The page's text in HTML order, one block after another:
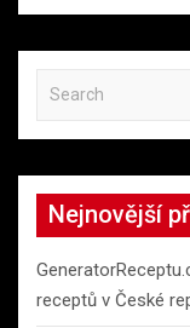
a
r
h
Nejnovější
receptů v České